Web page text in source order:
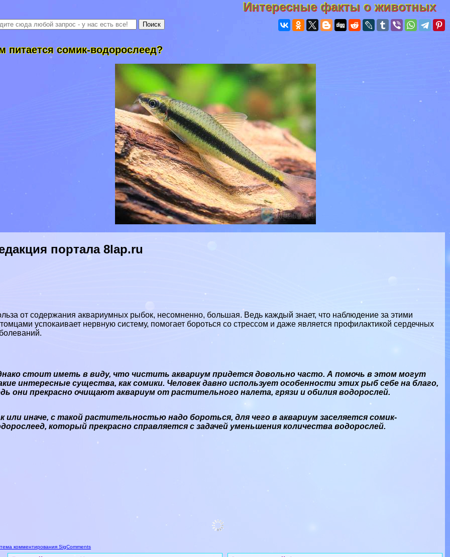
Интересные факты о животных
питается сомик-водорослеед?
портала 8lap.ru
от содержания аквариумных рыбок, несомненно, большая. Ведь каждый знает, что наблюдение за этими
успокаивает нервную систему, помогает бороться со стрессом и даже является профилактикой сердечных
стоит иметь в виду, что чистить аквариум придется довольно часто. А помочь в этом могут
интересные существа, как сомики. Человек давно использует особенности этих рыб себе на благо,
они прекрасно очищают аквариум от растительного налета, грязи и обилия водорослей.
или иначе, с такой растительностью надо бороться, для чего в аквариум заселяется сомик-
который прекрасно справляется с задачей уменьшения количества водорослей.
информация о зоопарке в г. Санари-Сюр-
Детский зоопарк Колено - справочная
информация о зоопарке в г.